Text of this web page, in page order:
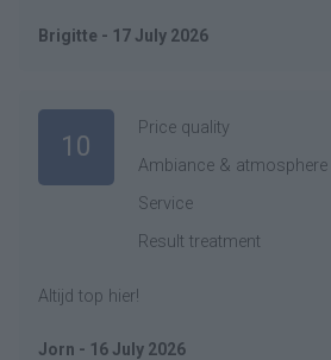
Brigitte - 17 July 2026
10
Price quality
Ambiance & atmosphere
Service
Result treatment
Altijd top hier!
Jorn - 16 July 2026